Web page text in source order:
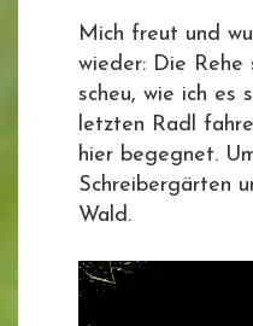
Mich freut und
wieder: Die Rehe
scheu, wie ich es
letzten Radl
hier begegnet.
Schreibergärten
Wald.